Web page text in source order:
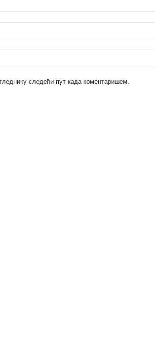
следећи пут када коментаришем.